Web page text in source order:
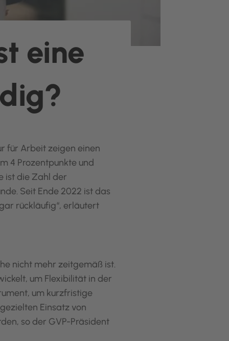
eine
für Arbeit zeigen einen
4 Prozentpunkte und
ist die Zahl der
Seit Ende 2022 ist das
rückläufig“, erläutert
nicht mehr zeitgemäß ist.
um Flexibilität in der
um kurzfristige
Einsatz von
so der GVP-Präsident